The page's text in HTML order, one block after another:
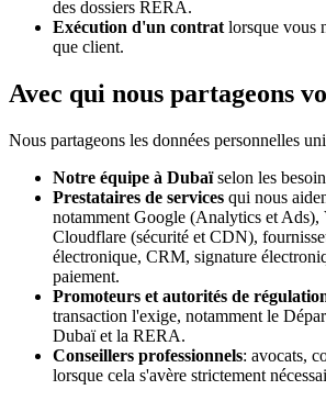
des dossiers RERA.
Exécution d'un contrat lorsque vous
que client.
Avec qui nous partageons
Nous partageons les données personnelles
Notre équipe à Dubaï selon les
Prestataires de services qui nous
notamment Google (Analytics et Ads),
Cloudflare (sécurité et CDN),
électronique, CRM, signature
paiement.
Promoteurs et autorités de
transaction l'exige, notamment le
Dubaï et la RERA.
Conseillers professionnels: avocats,
lorsque cela s'avère strictement